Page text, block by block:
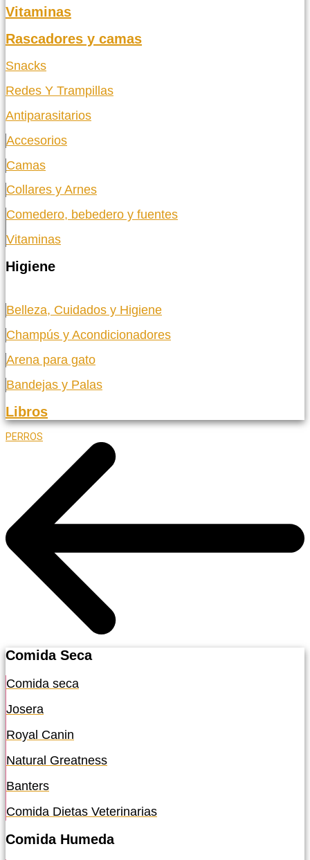
Vitaminas
Rascadores y camas
Snacks
Redes Y Trampillas
Antiparasitarios
Accesorios
Camas
Collares y Arnes
Comedero, bebedero y fuentes
Vitaminas
Higiene
Belleza, Cuidados y Higiene
Champús y Acondicionadores
Arena para gato
Bandejas y Palas
Libros
PERROS
Comida Seca
Comida seca
Josera
Royal Canin
Natural Greatness
Banters
Comida Dietas Veterinarias
Comida Humeda